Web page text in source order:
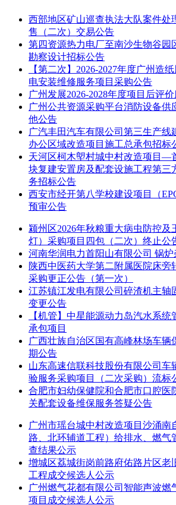
西部地区矿山巡查执法大队案件处
售（二次）交易公告
第四资源热力电厂至南沙生物谷园
勘察设计招标公告
【第二次】2026-2027年度广州造
电安装维修服务项目采购公告
广州发展2026-2028年度项目后评
广州公共资源采购平台消防设备供
他公告
广汽丰田汽车有限公司第三生产线
办公区域改造项目施工总承包招标
天河区柯木塱村城中村改造项目—
块复建安置房及配套设施工程第三
务招标公告
西安市经开第八学校建设项目（
预审公告
颍州区2026年秋粮重大病虫防控及
灯）采购项目四包（二次）终止公
河南华润电力首阳山有限公司 锅
陕西中医药大学第二附属医院床旁
采购更正公告（第一次）
江苏镇江发电有限公司碎渣机主轴
变更公告
【机管】中星能源动力岛汽水系统
承包项目
广西壮族自治区国有高峰林场车辆
期公告
山东高速信联科技股份有限公司车
验服务采购项目（二次采购）流标
合肥市妇幼保健院和合肥市口腔医
关配套设备维保服务答疑公告
广州市瑶台城中村改造项目沙涌南
路、北环辅道工程）给排水、燃气
查结果公示
增城区荔城街岗前路府佑路片区老
工程成交候选人公示
广州燃气花都有限公司智能声波燃
项目成交候选人公示